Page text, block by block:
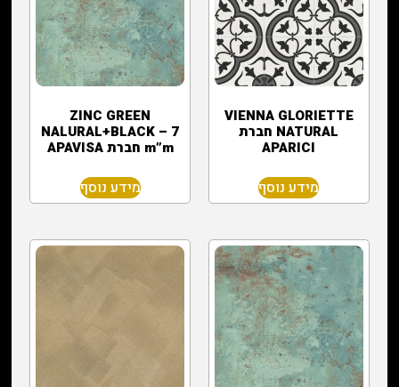
VIENNA GLORIETTE
NATURAL ‏חברת
APARICI
מידע נוסף
ZINC GREEN
NALURAL+BLACK – 7
m”m חברת APAVISA
מידע נוסף